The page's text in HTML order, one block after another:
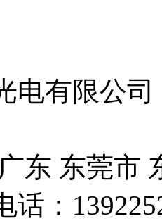
电有限公
东 东莞市
：